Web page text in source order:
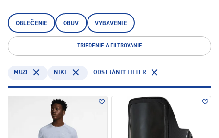
OBLEČENIE OBUV VYBAVENIE
TRIEDENIE A FILTROVANIE
MUŽI NIKE ODSTRÁNIŤ FILTER